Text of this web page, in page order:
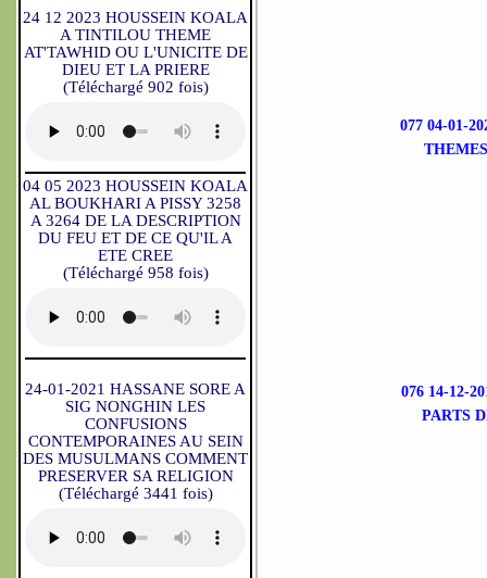
24 12 2023 HOUSSEIN KOALA
A TINTILOU THEME
AT'TAWHID OU L'UNICITE DE
DIEU ET LA PRIERE
(Téléchargé 902 fois)
04 05 2023 HOUSSEIN KOALA
AL BOUKHARI A PISSY 3258
A 3264 DE LA DESCRIPTION
DU FEU ET DE CE QU'IL A
ETE CREE
(Téléchargé 958 fois)
24-01-2021 HASSANE SORE A
SIG NONGHIN LES
CONFUSIONS
CONTEMPORAINES AU SEIN
DES MUSULMANS COMMENT
PRESERVER SA RELIGION
(Téléchargé 3441 fois)
077 04-01-
076 14-12-
PARTS